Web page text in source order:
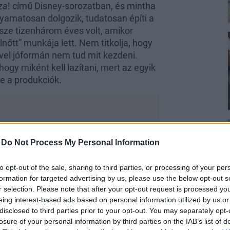
Do Not Process My Personal Information
opt-out of the sale, sharing to third parties, or processing of your
for targeted advertising by us, please use the below opt-out
selection. Please note that after your opt-out request is processed
interest-based ads based on personal information utilized by us
to third parties prior to your opt-out. You may separately
of your personal information by third parties on the IAB’s list of
! című Disney-sorozatban, és mintha
dolgozik, tudatosan építi a
tizenhárom éves volt, amikor
munkája lett. Nem titkolja, hogy
jóformán nem tud mit kezdeni.
miként kell lazítani, mert az egyik
a produkciók.
az irányítást
már nagyon fiatalon eldöntötte; a
mindezt az a történet, amelyet
című klasszikus sci-fi-ben vállalt
de még nem keresték a
kellene lenni. Nem igazán